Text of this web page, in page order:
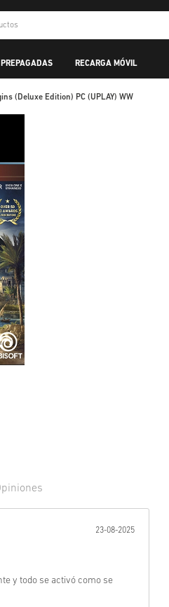
RECARGA MÓVIL
(Deluxe Edition) PC (UPLAY) WW
23-08-2025
y todo se activó como se